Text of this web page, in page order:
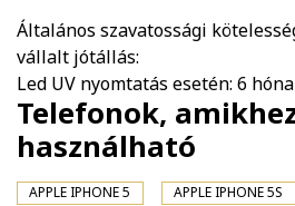
Általános szavatossági
vállalt jótállás:
Led UV nyomtatás esetén: 6
Telefonok,
használható
APPLE IPHONE 5 APPLE IPHONE 5S